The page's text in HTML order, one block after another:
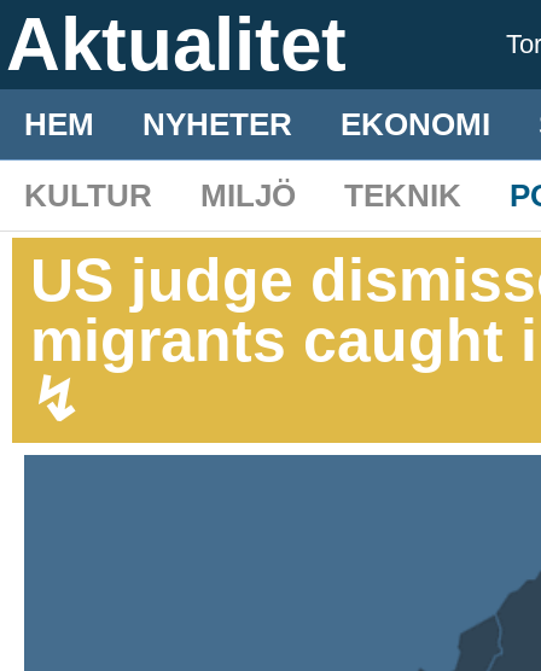
Aktualitet
HEM NYHETER EKONOMI
KULTUR
MILJÖ TEKNIK
US judge
migrants caught
↯